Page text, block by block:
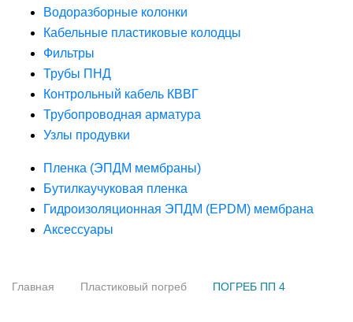
Водоразборные колонки
Кабельные пластиковые колодцы
Фильтры
Трубы ПНД
Контрольный кабель КВВГ
Трубопроводная арматура
Узлы продувки
Пленка (ЭПДМ мембраны)
Бутилкаучуковая пленка
Гидроизоляционная ЭПДМ (EPDM) мембрана
Аксессуары
Главная Пластиковый погреб ПОГРЕБ ПП 4